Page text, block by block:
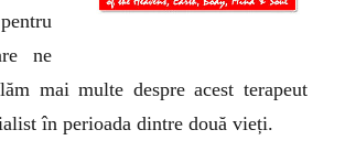
ne
mai multe despre acest terapeut
în perioada dintre două vieți.